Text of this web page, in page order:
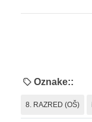
Oznake::
8. RAZRED (OŠ)